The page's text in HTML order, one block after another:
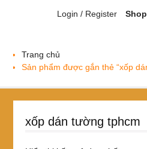
Login / Register
Trang chủ
Sản phẩm được gắn thẻ “xốp
xốp dán tường tphcm